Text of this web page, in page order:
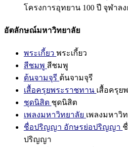
โครงการอุทยาน 100 ปี จุฬาล
อัตลักษณ์มหาวิทยาลัย
พระเกี้ยว พระเกี้ยว
สีชมพู สีชมพู
ต้นจามจุรี ต้นจามจุรี
เสื้อครุยพระราชทาน เสื้อครุย
ชุดนิสิต ชุดนิสิต
เพลงมหาวิทยาลัย เพลงมหาวิ
ชื่อปริญญา อักษรย่อปริญญา
ปริญญา